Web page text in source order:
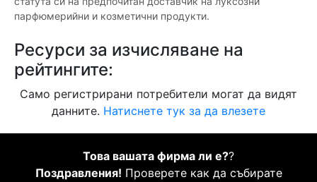
парфюмерийни и козметични продукти.
Ресурси за изчисляване на
рейтингите:
Само регистрирани потребители могат да видят
данните. Натиснете тук за да влезете
Това вашата фирма ли е??
Поздравления! Проверете как да събирате